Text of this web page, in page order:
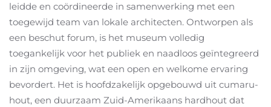
leidde en coördineerde in samenwerking met een
toegewijd team van lokale architecten. Ontworpen als
een beschut forum, is het museum volledig
toegankelijk voor het publiek en naadloos geïntegreerd
in zijn omgeving, wat een open en welkome ervaring
bevordert. Het is hoofdzakelijk opgebouwd uit cumaru-
hout, een duurzaam Zuid-Amerikaans hardhout dat